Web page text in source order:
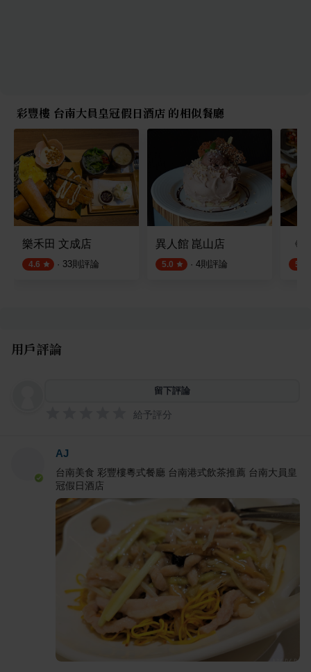
彩豐樓 台南大員皇冠假日酒店 的相似餐廳
樂禾田 文成店
4.6 · 33則評論
異人館 崑山店
5.0 · 4則評論
《
5.0
用戶評論
留下評論
給予評分
AJ
台南美食 彩豐樓粵式餐廳 台南港式飲茶推薦 台南大員皇
冠假日酒店